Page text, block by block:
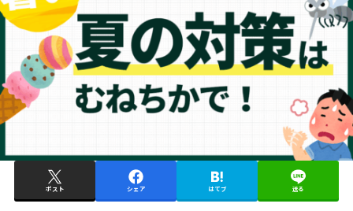
ポスト シェア はてブ 送る